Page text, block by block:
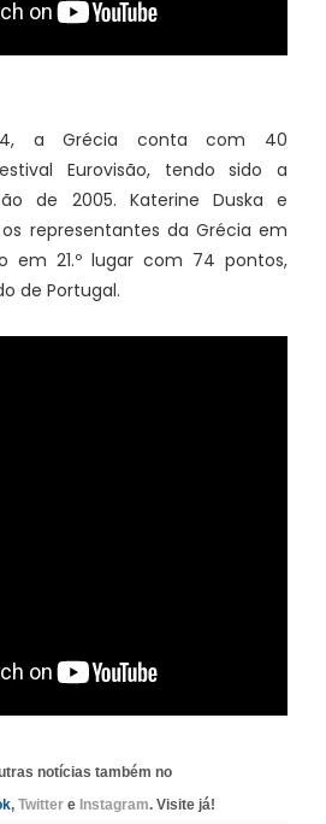
a Grécia conta com 40
Eurovisão, tendo sido a
de 2005. Katerine Duska e
representantes da Grécia em
em 21.º lugar com 74 pontos,
de Portugal.
notícias também no
, Twitter e Instagram. Visite já!